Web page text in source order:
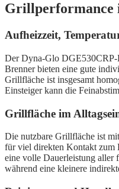
Grillperformance
Aufheizzeit,
Der Dyna-Glo DGE530CRP-
Brenner bieten eine gute
Grillfläche ist insgesamt
Einsteiger kann die
Grillfläche im
Die nutzbare Grillfläche ist
für viel direkten Kontakt zum
eine volle Dauerleistung aller
während eine kleinere